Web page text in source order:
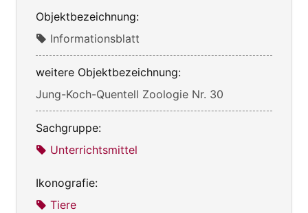
Objektbezeichnung:
Informationsblatt
weitere Objektbezeichnung:
Jung-Koch-Quentell Zoologie Nr. 30
Sachgruppe:
Unterrichtsmittel
Ikonografie:
Tiere